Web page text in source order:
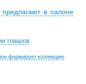
в салоне
товаров
формирует коллекцию